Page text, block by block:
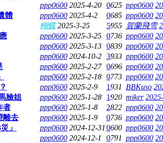
ppp0600 2025-4-20 0625 ppp0600
體
ppp0600 2025-4-2 0685 ppp0600
蝴蝶 2025-3-25 5955 賀蘭飛雪
ppp0600 2025-3-25 0736 ppp0600
ppp0600 2025-3-13 0839 ppp0600
ppp0600 2024-10-2 3933 ppp0600
ppp0600 2025-2-27 0696 ppp0600
ppp0600 2025-2-18 0773 ppp0600
ppp0600 2025-2-9 1931 BBKuso
臉姐
ppp0600 2025-1-28 1920 miker
者
ppp0600 2025-1-8 2822 ppp0600
離去
ppp0600 2025-1-9 0736 ppp0600
」
ppp0600 2024-12-31 0600 ppp0600
ppp0600 2024-12-1 0791 ppp0600